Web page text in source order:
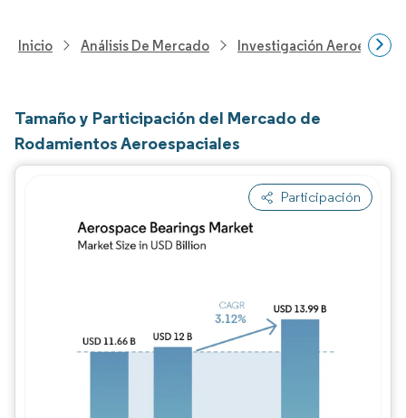
Inicio Análisis De Mercado Investigación
Tamaño y Participación del Mercado de
Rodamientos Aeroespaciales
Participación